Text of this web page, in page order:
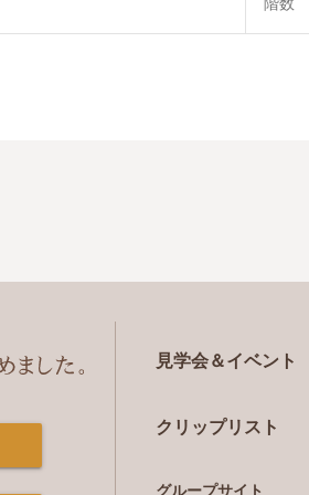
階数
見学会＆イベント
クリップリスト
グループサイト